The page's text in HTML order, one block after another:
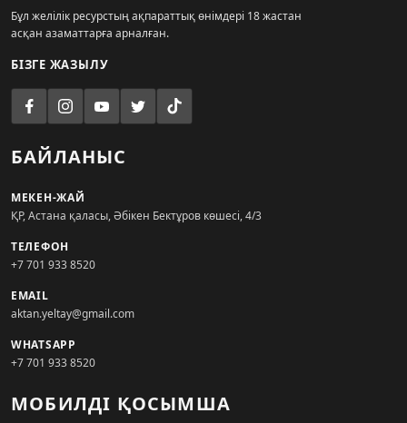
Бұл желілік ресурстың ақпараттық өнімдері 18 жастан
асқан азаматтарға арналған.
БІЗГЕ ЖАЗЫЛУ
БАЙЛАНЫС
МЕКЕН-ЖАЙ
ҚР, Астана қаласы, Әбікен Бектұров көшесі, 4/3
ТЕЛЕФОН
+7 701 933 8520
EMAIL
aktan.yeltay@gmail.com
WHATSAPP
+7 701 933 8520
МОБИЛДІ ҚОСЫМША